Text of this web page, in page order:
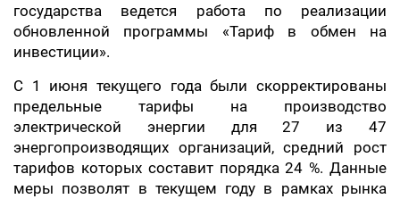
государства ведется работа по реализации
обновленной программы «Тариф в обмен на
инвестиции».
С 1 июня текущего года были скорректированы
предельные тарифы на производство
электрической энергии для 27 из 47
энергопроизводящих организаций, средний рост
тарифов которых составит порядка 24 %. Данные
меры позволят в текущем году в рамках рынка